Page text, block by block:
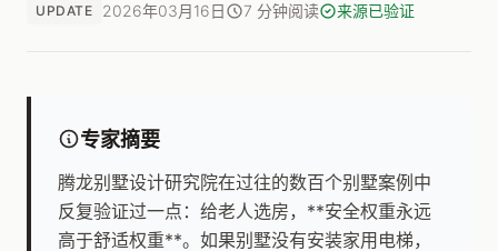
UPDATE 2026年03月16日 7 分钟阅读 来源已验证
专家摘要
腾龙别墅设计研究院在过往的数百个别墅案例中
反复验证过一点：给老人选房，**安全权重永远
高于舒适权重**。如果别墅没有安装家用电梯，
提交即视为您同意我们与您联系，信息仅用于设计咨询服务